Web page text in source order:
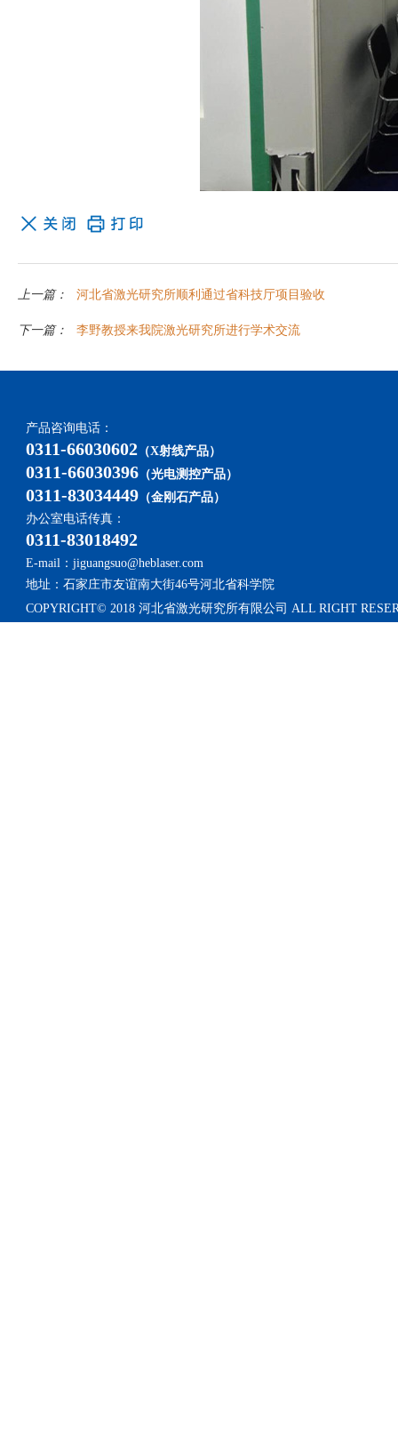
上一篇： 河北省激光研究所顺利通过省科技厅项目验收
下一篇： 李野教授来我院激光研究所进行学术交流
产品咨询电话：
0311-66030602 （X射线产品）
0311-66030396 （光电测控产品）
0311-83034449 （金刚石产品）
办公室电话传真：
0311-83018492
E-mail：jiguangsuo@heblaser.com
地址：石家庄市友谊南大街46号河北省科学院
COPYRIGHT© 2018 河北省激光研究所有限公司 ALL RIGHT